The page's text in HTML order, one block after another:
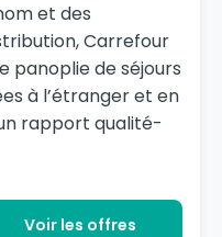
et des
Carrefour
panoplie de séjours
à l’étranger et en
rapport qualité-
Voir les offres